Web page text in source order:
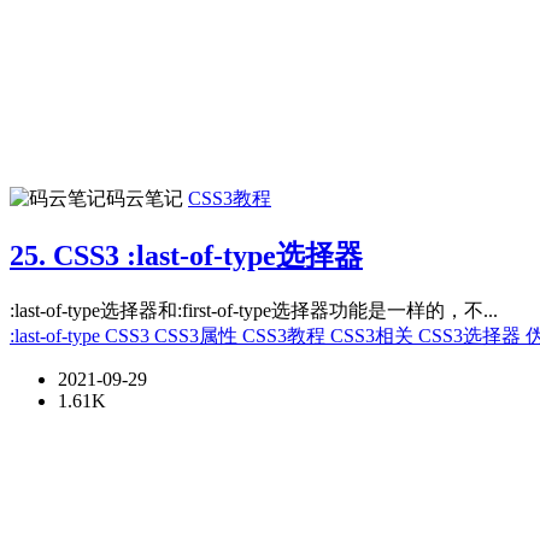
码云笔记 CSS3教程
25. CSS3 :last-of-type选择器
:last-of-type选择器和:first-of-type选择器功能是一样的，不...
:last-of-type CSS3 CSS3属性 CSS3教程 CSS3相关 CSS3选择器
2021-09-29
1.61K